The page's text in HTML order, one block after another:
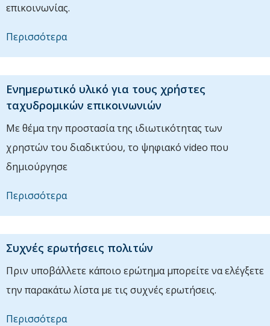
επικοινωνίας.
Περισσότερα
Ενημερωτικό υλικό για τους χρήστες
ταχυδρομικών επικοινωνιών
Με θέμα την προστασία της ιδιωτικότητας των
χρηστών του διαδικτύου, το ψηφιακό video που
δημιούργησε
Περισσότερα
Συχνές ερωτήσεις πολιτών
Πριν υποβάλλετε κάποιο ερώτημα μπορείτε να ελέγξετε
την παρακάτω λίστα με τις συχνές ερωτήσεις.
Περισσότερα